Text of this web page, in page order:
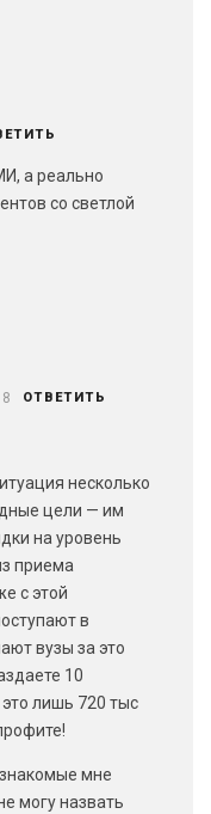
а реально
со светлой
ОТВЕТИТЬ
несколько
цели — им
на уровень
приема
с этой
в
вузы за это
10
лишь 720 тыс
мне
могу назвать